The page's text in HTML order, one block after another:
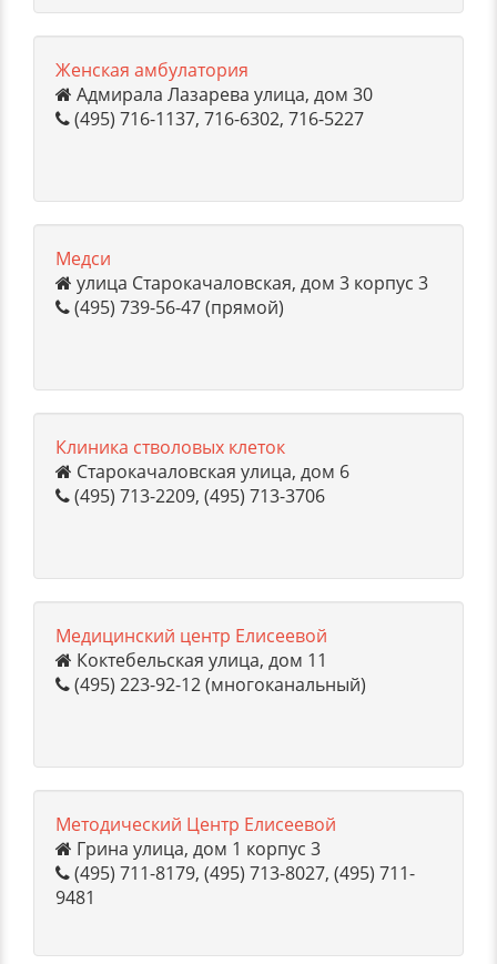
Женская амбулатория
Адмирала Лазарева улица, дом 30
(495) 716-1137, 716-6302, 716-5227
Медси
улица Старокачаловская, дом 3 корпус 3
(495) 739-56-47 (прямой)
Клиника стволовых клеток
Старокачаловская улица, дом 6
(495) 713-2209, (495) 713-3706
Медицинский центр Елисеевой
Коктебельская улица, дом 11
(495) 223-92-12 (многоканальный)
Методический Центр Елисеевой
Грина улица, дом 1 корпус 3
(495) 711-8179, (495) 713-8027, (495) 711-
9481